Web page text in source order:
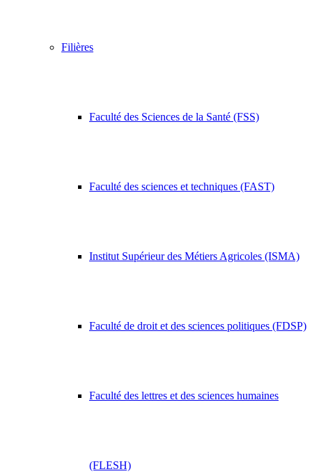
Filières
Faculté des Sciences de la Santé (FSS)
Faculté des sciences et techniques (FAST)
Institut Supérieur des Métiers Agricoles (ISMA)
Faculté de droit et des sciences politiques (FDSP)
Faculté des lettres et des sciences humaines
(FLESH)